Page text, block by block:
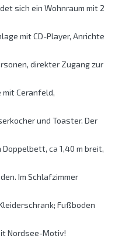
sich ein Wohnraum mit 2
mit CD-Player, Anrichte
direkter Zugang zur
mit Ceranfeld,
und Toaster. Der
ca 1,40 m breit,
Im Schlafzimmer
Fußboden
Nordsee-Motiv!